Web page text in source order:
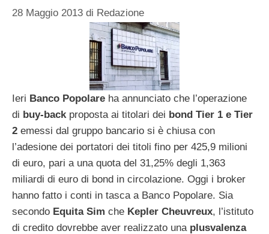
28 Maggio 2013 di Redazione
Ieri Banco Popolare ha annunciato che l’operazione
di buy-back proposta ai titolari dei bond Tier 1 e Tier
2 emessi dal gruppo bancario si è chiusa con
l’adesione dei portatori dei titoli fino per 425,9 milioni
di euro, pari a una quota del 31,25% degli 1,363
miliardi di euro di bond in circolazione. Oggi i broker
hanno fatto i conti in tasca a Banco Popolare. Sia
secondo Equita Sim che Kepler Cheuvreux, l’istituto
di credito dovrebbe aver realizzato una plusvalenza